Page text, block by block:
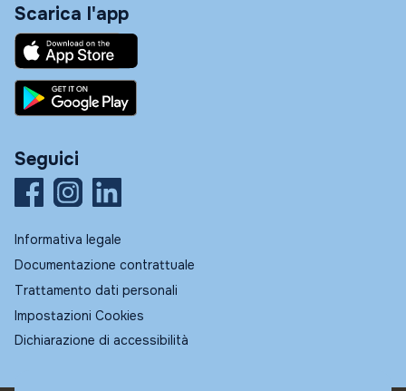
Scarica l'app
Seguici
Informativa legale
Documentazione contrattuale
Trattamento dati personali
Impostazioni Cookies
Dichiarazione di accessibilità